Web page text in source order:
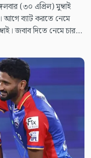
(৩০ এপ্রিল) মুম্বাই
আগে ব্যাট করতে নেমে
জবাব দিতে নেমে চার